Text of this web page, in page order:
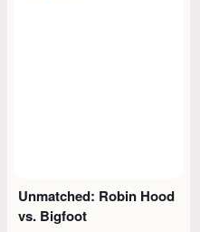
Unmatched: Robin Hood
vs. Bigfoot